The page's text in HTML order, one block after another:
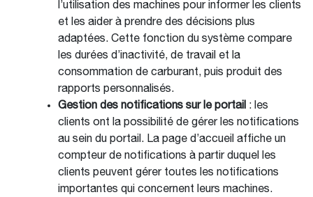
l’utilisation des machines pour informer les clients
et les aider à prendre des décisions plus
adaptées. Cette fonction du système compare
les durées d’inactivité, de travail et la
consommation de carburant, puis produit des
rapports personnalisés.
Gestion des notifications sur le portail : les
clients ont la possibilité de gérer les notifications
au sein du portail. La page d’accueil affiche un
compteur de notifications à partir duquel les
clients peuvent gérer toutes les notifications
importantes qui concernent leurs machines.